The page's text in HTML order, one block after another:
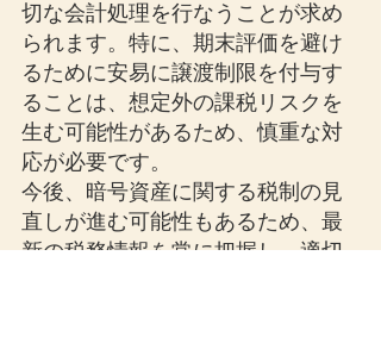
切な会計処理を行なうことが求め
られます。特に、期末評価を避け
るために安易に譲渡制限を付与す
ることは、想定外の課税リスクを
生む可能性があるため、慎重な対
応が必要です。
今後、暗号資産に関する税制の見
直しが進む可能性もあるため、最
新の税務情報を常に把握し、適切